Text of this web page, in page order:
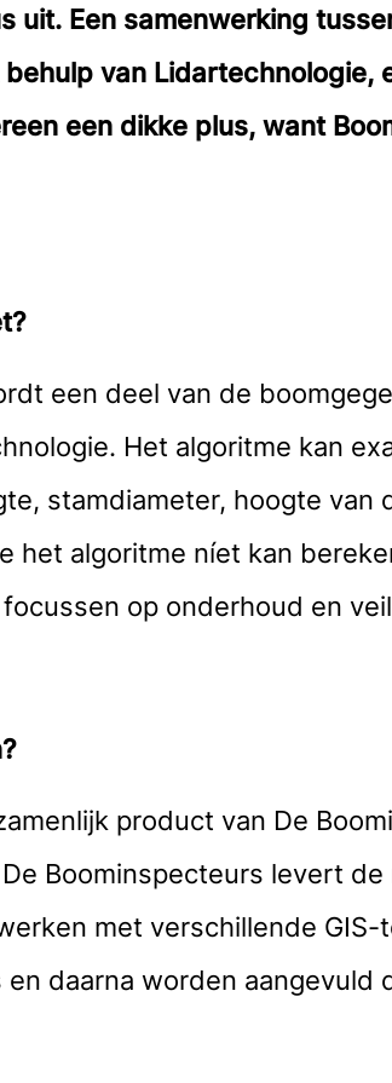
uit. Een samenwerking
van Lidartechnologie,
een dikke plus, want
een deel van de
Het algoritme kan
stamdiameter, hoogte
het algoritme níet kan
op onderhoud en
product van De
Boominspecteurs levert
met verschillende
daarna worden aangevuld